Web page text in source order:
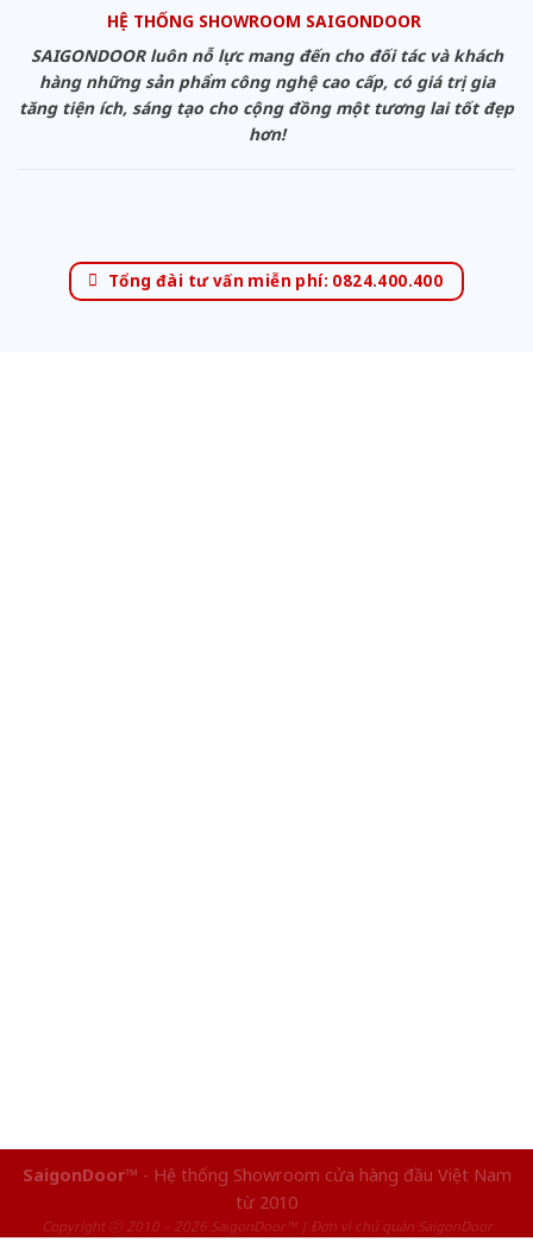
HỆ THỐNG SHOWROOM SAIGONDOOR
SAIGONDOOR luôn nỗ lực mang đến cho đối tác và khách
hàng những sản phẩm công nghệ cao cấp, có giá trị gia
tăng tiện ích, sáng tạo cho cộng đồng một tương lai tốt đẹp
hơn!
Tổng đài tư vấn miễn phí: 0824.400.400
SaigonDoor™ - Hệ thống Showroom cửa hàng đầu Việt Nam
từ 2010
Copyright ⓒ 2010 – 2026 SaigonDoor™ | Đơn vị chủ quản SaigonDoor